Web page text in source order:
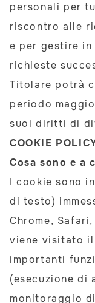
personali per
riscontro alle
e per gestire
richieste
Titolare potrà
periodo
suoi diritti di
COOKIE
Cosa sono e a
I cookie sono
di testo)
Chrome,
viene visitato il
importanti
(esecuzione di
monitoraggio